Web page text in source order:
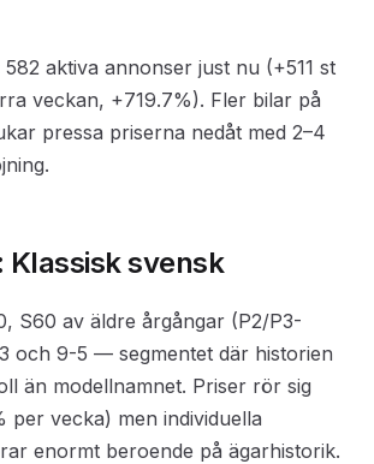
aktiva annonser just nu (+511 st
veckan, +719.7%). Fler bilar på
pressa priserna nedåt med 2–4
Klassisk svensk
S60 av äldre årgångar (P2/P3-
och 9-5 — segmentet där historien
än modellnamnet. Priser rör sig
per vecka) men individuella
enormt beroende på ägarhistorik.